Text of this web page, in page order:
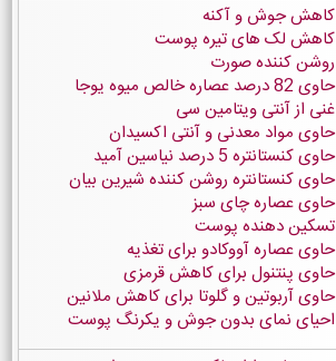
کاهش جوش و آکنه
کاهش لک های تیره پوست
روشن کننده صورت
حاوی 82 درصد عصاره خالص میوه یوجا
غنی از آنتی ویتامین سی
حاوی مواد معدنی و آنتی اکسیدان
حاوی کنستانتره 5 درصد نیاسین آمید
حاوی کنستانتره روشن کننده شیرین بیان
حاوی عصاره چای سبز
تسکین دهنده پوست
حاوی عصاره آووکادو برای تغذیه
حاوی پنتنول برای کاهش قرمزی
حاوی آربوتین و گلوتا برای کاهش ملانین
احیای نمای بدون جوش و یکرنگ پوست